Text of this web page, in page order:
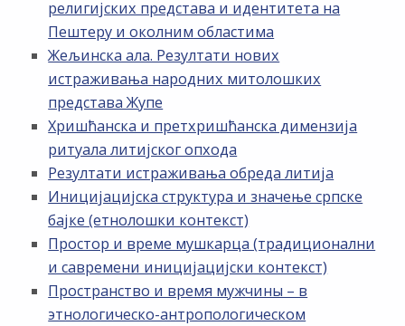
религијских представа и идентитета на
Пештеру и околним областима
Жељинска ала. Резултати нових
истраживања народних митолошких
представа Жупе
Хришћанска и претхришћанска димензија
ритуала литијског опхода
Резултати истраживања обреда литија
Иницијацијска структура и значење српске
бајке (етнолошки контекст)
Простор и време мушкарца (традиционални
и савремени иницијацијски контекст)
Пространство и время мужчины – в
этнологическо-антропологическом